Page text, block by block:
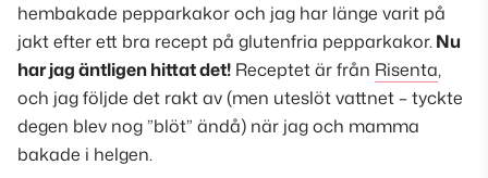
hembakade pepparkakor och jag har länge varit på
jakt efter ett bra recept på glutenfria pepparkakor.Nu
har jag äntligen hittat det! Receptet är från Risenta,
och jag följde det rakt av (men uteslöt vattnet –tyckte
degen blev nog ”blöt” ändå) när jag och mamma
bakade i helgen.